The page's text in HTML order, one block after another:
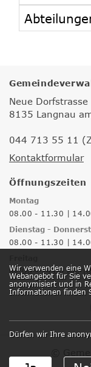
Neue
8135 Langnau
044 713 55 11
Kontaktformular
Öffnungszeiten
Montag
08.00 - 11.30 |
Dienstag -
08.00 - 11.30 |
07.00 - 14.00 Uhr
Webstatistik
Wir verwenden eine
Webangebot für Sie
anonymisiert und in
Informationen finden
Dürfen wir Ihre